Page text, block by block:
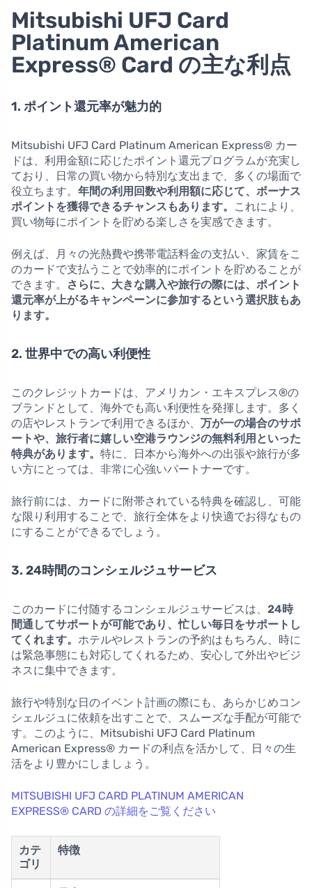
Mitsubishi UFJ Card
Platinum American
Express® Card の主な利点
1. ポイント還元率が魅力的
Mitsubishi UFJ Card Platinum American Express® カー
ドは、利用金額に応じたポイント還元プログラムが充実し
ており、日常の買い物から特別な支出まで、多くの場面で
役立ちます。 年間の利用回数や利用額に応じて、ボーナス
ポイントを獲得できるチャンスもあります。
これにより、
買い物毎にポイントを貯める楽しさを実感できます。
例えば、月々の光熱費や携帯電話料金の支払い、家賃をこ
のカードで支払うことで効率的にポイントを貯めることが
できます。
さらに、大きな購入や旅行の際には、ポイント
還元率が上がるキャンペーンに参加するという選択肢もあ
ります。
2. 世界中での高い利便性
このクレジットカードは、アメリカン・エキスプレス®の
ブランドとして、海外でも高い利便性を発揮します。多く
の店やレストランで利用できるほか、 万が一の場合のサポ
ートや、旅行者に嬉しい空港ラウンジの無料利用といった
特典があります。 特に、日本から海外への出張や旅行が多
い方にとっては、非常に心強いパートナーです。
旅行前には、カードに附帯されている特典を確認し、可能
な限り利用することで、旅行全体をより快適でお得なもの
にすることができるでしょう。
3. 24時間のコンシェルジュサービス
このカードに付随するコンシェルジュサービスは、 24時
間通してサポートが可能であり、忙しい毎日をサポートし
てくれます。 ホテルやレストランの予約はもちろん、時に
は緊急事態にも対応してくれるため、安心して外出やビジ
ネスに集中できます。
旅行や特別な日のイベント計画の際にも、あらかじめコン
シェルジュに依頼を出すことで、スムーズな手配が可能で
す。このように、Mitsubishi UFJ Card Platinum
American Express® カードの利点を活かして、日々の生
活をより豊かにしましょう。
MITSUBISHI UFJ CARD PLATINUM AMERICAN
EXPRESS® CARD の詳細をご覧ください
カテ
ゴリ
特徴